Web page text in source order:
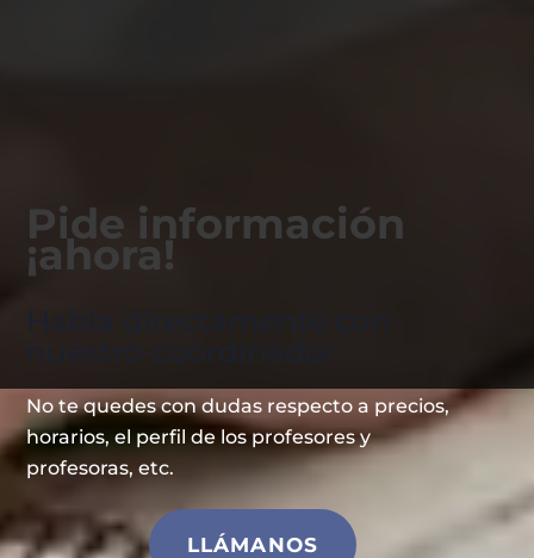
Pide información
¡ahora!
No te quedes con dudas respecto a precios,
horarios, el perfil de los profesores y
profesoras, etc.
LLÁMANOS